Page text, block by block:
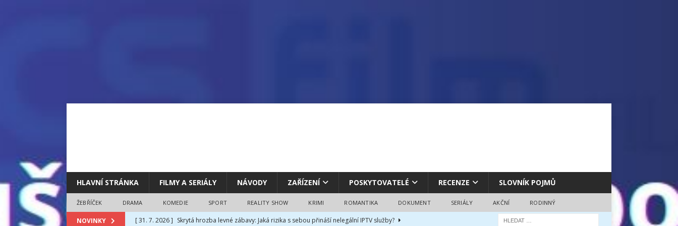
HLAVNÍ STRÁNKA FILMY A SERIÁLY NÁVODY ZAŘÍZENÍ POSKYTOVATELÉ RECENZE SLOVNÍK POJMŮ
ŽEBŘÍČEK DRAMA KOMEDIE SPORT REALITY SHOW KRIMI ROMANTIKA DOKUMENT SERIÁLY AKČNÍ RODINNÝ
NOVINKY [ 31. 7. 2026 ] Skrytá hrozba levné zábavy: Jaká rizika s sebou přináší nelegální IPTV služby?